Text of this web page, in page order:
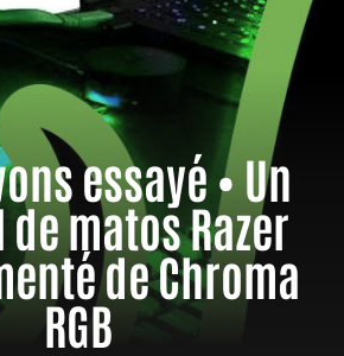
essayé • Un
matos Razer
de Chroma
RGB